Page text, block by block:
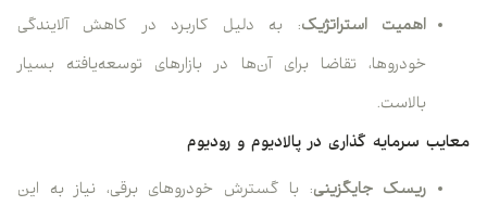
اهمیت استراتژیک: به دلیل کاربرد در کاهش آلایندگی
خودروها، تقاضا برای آن‌ها در بازارهای توسعه‌یافته بسیار
بالاست.
معایب سرمایه گذاری در پالادیوم و رودیوم
ریسک جایگزینی: با گسترش خودروهای برقی، نیاز به این